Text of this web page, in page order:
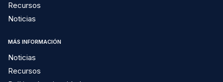
Recursos
Noticias
MÁS INFORMACIÓN
Noticias
Recursos